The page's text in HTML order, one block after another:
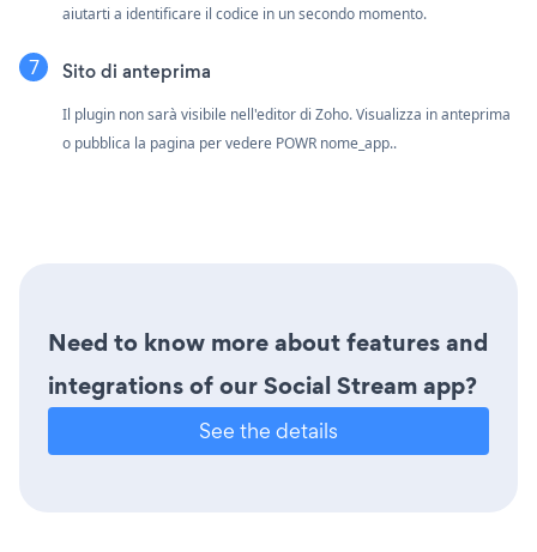
aiutarti a identificare il codice in un secondo momento.
Sito di anteprima
Il plugin non sarà visibile nell'editor di Zoho. Visualizza in anteprima
o pubblica la pagina per vedere POWR nome_app..
Need to know more about features and
integrations of our Social Stream app?
See the details